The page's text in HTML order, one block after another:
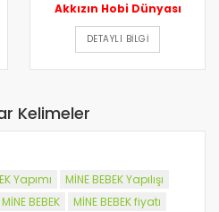
Akkızın Hobi Dünyası
DETAYLI BILGI
Kelimeler
Yapımı
MİNE BEBEK Yapılışı
BEBEK
MİNE BEBEK fiyatı